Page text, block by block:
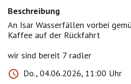
Beschreibung
An Isar Wasserfällen vorbei
Kaffee auf der Rückfahrt
wir sind bereit 7 radler
Do., 04.06.2026, 11:00 Uhr